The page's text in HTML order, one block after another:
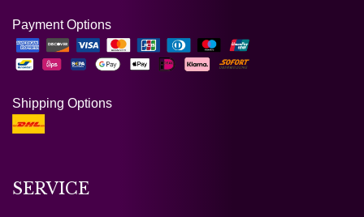
Payment Options
Shipping Options
SERVICE